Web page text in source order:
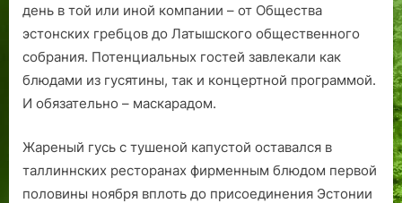
день в той или иной компании – от Общества
эстонских гребцов до Латышского общественного
собрания. Потенциальных гостей завлекали как
блюдами из гусятины, так и концертной программой.
И обязательно – маскарадом.
Жареный гусь с тушеной капустой оставался в
таллиннских ресторанах фирменным блюдом первой
половины ноября вплоть до присоединения Эстонии